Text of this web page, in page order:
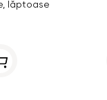
lăptoase